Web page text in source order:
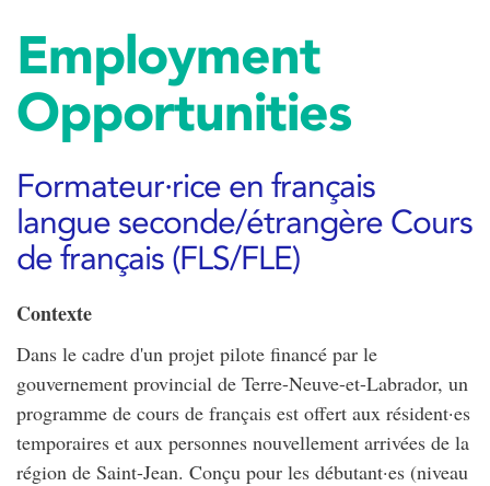
Employment
Opportunities
Formateur·rice en français
langue seconde/étrangère Cours
de français (FLS/FLE)
Contexte
Dans le cadre d'un projet pilote financé par le
gouvernement provincial de Terre-Neuve-et-Labrador, un
programme de cours de français est offert aux résident·es
temporaires et aux personnes nouvellement arrivées de la
région de Saint-Jean. Conçu pour les débutant·es (niveau